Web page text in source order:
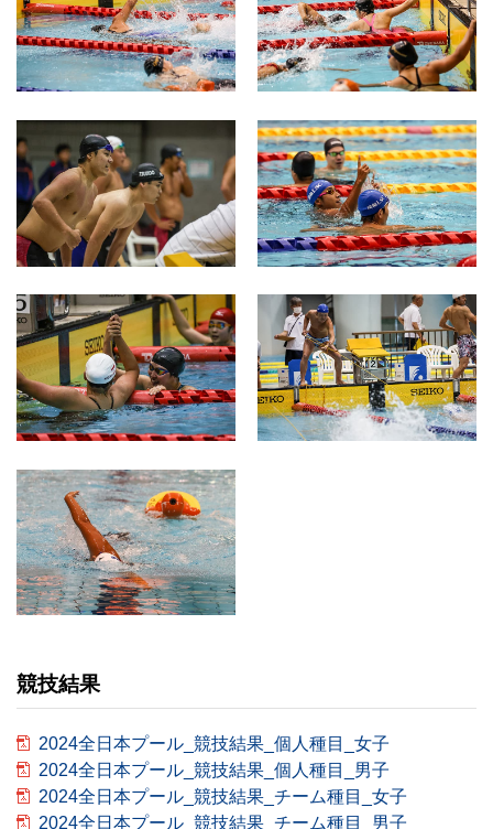
競技結果
2024全日本プール_競技結果_個人種目_女子
2024全日本プール_競技結果_個人種目_男子
2024全日本プール_競技結果_チーム種目_女子
2024全日本プール_競技結果_チーム種目_男子